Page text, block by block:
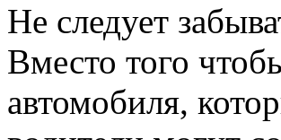
Не следует
Вместо того
автомобиля,